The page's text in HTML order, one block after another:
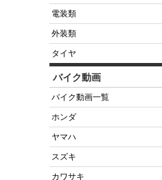
電装類
外装類
タイヤ
バイク動画
バイク動画一覧
ホンダ
ヤマハ
スズキ
カワサキ